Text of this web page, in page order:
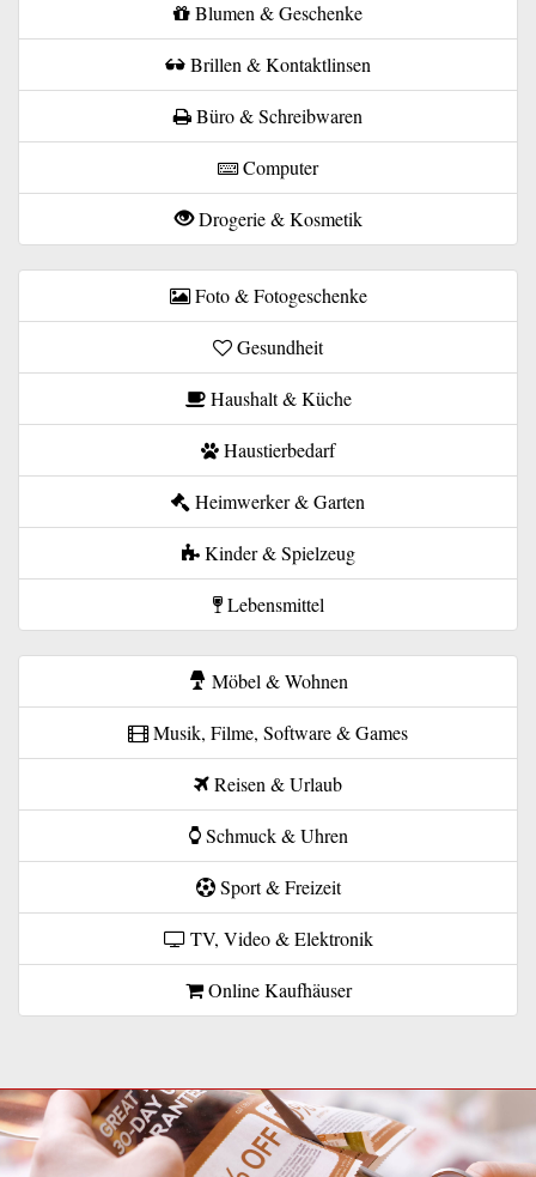
Blumen & Geschenke
Brillen & Kontaktlinsen
Büro & Schreibwaren
Computer
Drogerie & Kosmetik
Foto & Fotogeschenke
Gesundheit
Haushalt & Küche
Haustierbedarf
Heimwerker & Garten
Kinder & Spielzeug
Lebensmittel
Möbel & Wohnen
Musik, Filme, Software & Games
Reisen & Urlaub
Schmuck & Uhren
Sport & Freizeit
TV, Video & Elektronik
Online Kaufhäuser